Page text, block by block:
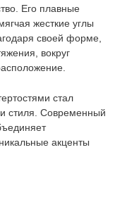
Его плавные
жесткие углы
своей форме,
вокруг
стал
стиля. Современный
акценты
всем вопросам,
важны.